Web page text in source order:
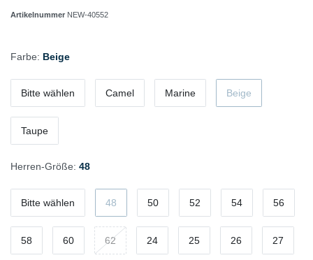
Artikelnummer NEW-40552
Farbe: Beige
Bitte wählen Camel Marine Beige
Taupe
Herren-Größe: 48
Bitte wählen 48 50 52 54 56
58 60 62 24 25 26 27